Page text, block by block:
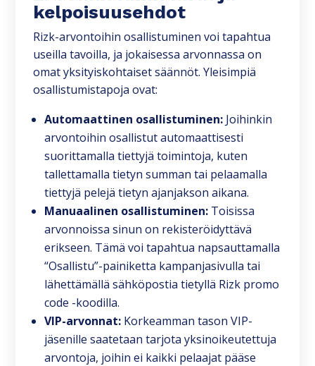
kelpoisuusehdot
Rizk-arvontoihin osallistuminen voi tapahtua
useilla tavoilla, ja jokaisessa arvonnassa on
omat yksityiskohtaiset säännöt. Yleisimpiä
osallistumistapoja ovat:
Automaattinen osallistuminen: Joihinkin
arvontoihin osallistut automaattisesti
suorittamalla tiettyjä toimintoja, kuten
tallettamalla tietyn summan tai pelaamalla
tiettyjä pelejä tietyn ajanjakson aikana.
Manuaalinen osallistuminen: Toisissa
arvonnoissa sinun on rekisteröidyttävä
erikseen. Tämä voi tapahtua napsauttamalla
“Osallistu”-painiketta kampanjasivulla tai
lähettämällä sähköpostia tietyllä Rizk promo
code -koodilla.
VIP-arvonnat: Korkeamman tason VIP-
jäsenille saatetaan tarjota yksinoikeutettuja
arvontoja, joihin ei kaikki pelaajat pääse